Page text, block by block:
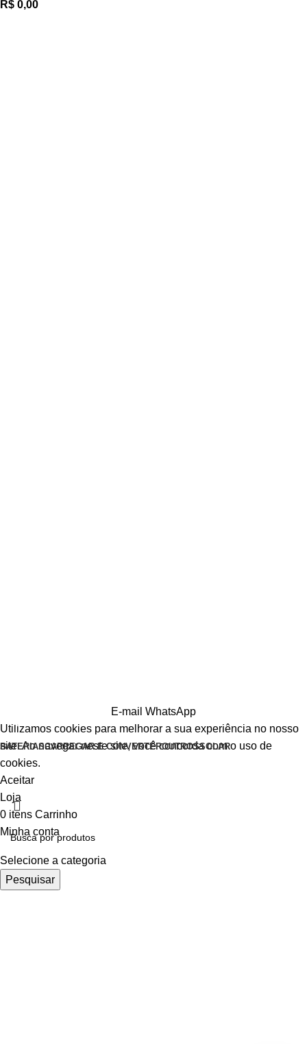
R$ 0,00
BATERIASCARREGAR E CONVERTEROUTROSSOLAR
E-mail WhatsApp
Utilizamos cookies para melhorar a sua experiência no nosso
site. Ao navegar neste site, você concorda com o uso de
cookies.
Aceitar
Selecione a categoria
Pesquisar
Loja
0 itens Carrinho
Minha conta